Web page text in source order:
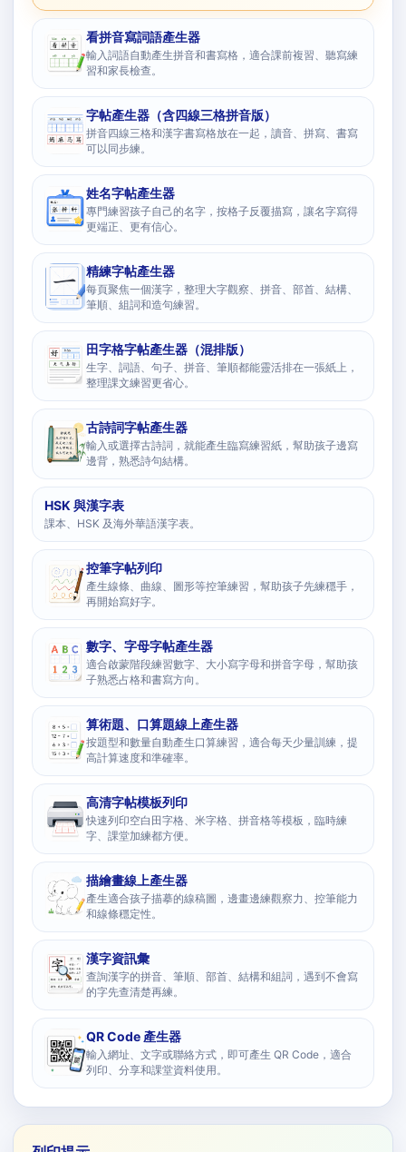
看拼音寫詞語產生器
輸入詞語自動產生拼音和書寫格，適合課前複習、聽寫練
習和家長檢查。
字帖產生器（含四線三格拼音版）
拼音四線三格和漢字書寫格放在一起，讀音、拼寫、書寫
可以同步練。
姓名字帖產生器
專門練習孩子自己的名字，按格子反覆描寫，讓名字寫得
更端正、更有信心。
精練字帖產生器
每頁聚焦一個漢字，整理大字觀察、拼音、部首、結構、
筆順、組詞和造句練習。
田字格字帖產生器（混排版）
生字、詞語、句子、拼音、筆順都能靈活排在一張紙上，
整理課文練習更省心。
古詩詞字帖產生器
輸入或選擇古詩詞，就能產生臨寫練習紙，幫助孩子邊寫
邊背，熟悉詩句結構。
HSK 與漢字表
課本、HSK 及海外華語漢字表。
控筆字帖列印
產生線條、曲線、圖形等控筆練習，幫助孩子先練穩手，
再開始寫好字。
數字、字母字帖產生器
適合啟蒙階段練習數字、大小寫字母和拼音字母，幫助孩
子熟悉占格和書寫方向。
算術題、口算題線上產生器
按題型和數量自動產生口算練習，適合每天少量訓練，提
高計算速度和準確率。
高清字帖模板列印
快速列印空白田字格、米字格、拼音格等模板，臨時練
字、課堂加練都方便。
描繪畫線上產生器
產生適合孩子描摹的線稿圖，邊畫邊練觀察力、控筆能力
和線條穩定性。
漢字資訊彙
查詢漢字的拼音、筆順、部首、結構和組詞，遇到不會寫
的字先查清楚再練。
QR Code 產生器
輸入網址、文字或聯絡方式，即可產生 QR Code，適合
列印、分享和課堂資料使用。